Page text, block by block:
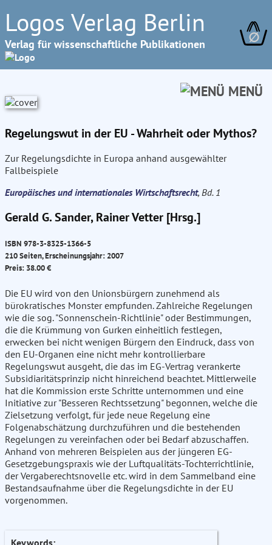
Logos Verlag Berlin
Verlag für wissenschaftliche Publikationen ∅
MENÜ
Regelungswut in der EU - Wahrheit oder Mythos?
Zur Regelungsdichte in Europa anhand ausgewählter
Fallbeispiele
Europäisches und internationales Wirtschaftsrecht, Bd. 1
Gerald G. Sander, Rainer Vetter [Hrsg.]
ISBN 978-3-8325-1366-5
210 Seiten, Erscheinungsjahr: 2007
Preis: 38.00 €
Die EU wird von den Unionsbürgern zunehmend als
bürokratisches Monster empfunden. Zahlreiche Regelungen
wie die sog. "Sonnenschein-Richtlinie" oder Bestimmungen,
die die Krümmung von Gurken einheitlich festlegen,
erwecken bei nicht wenigen Bürgern den Eindruck, dass von
den EU-Organen eine nicht mehr kontrollierbare
Regelungswut ausgeht, die das im EG-Vertrag verankerte
Subsidiaritätsprinzip nicht hinreichend beachtet. Mittlerweile
hat die Kommission erste Schritte unternommen und eine
Initiative zur "Besseren Rechtssetzung" begonnen, welche die
Zielsetzung verfolgt, für jede neue Regelung eine
Folgenabschätzung durchzuführen und die bestehenden
Regelungen zu vereinfachen oder bei Bedarf abzuschaffen.
Anhand von mehreren Beispielen aus der jüngeren EG-
Gesetzgebungspraxis wie der Luftqualitäts-Tochterrichtlinie,
der Vergaberechtsnovelle etc. wird in dem Sammelband eine
Bestandsaufnahme über die Regelungsdichte in der EU
vorgenommen.